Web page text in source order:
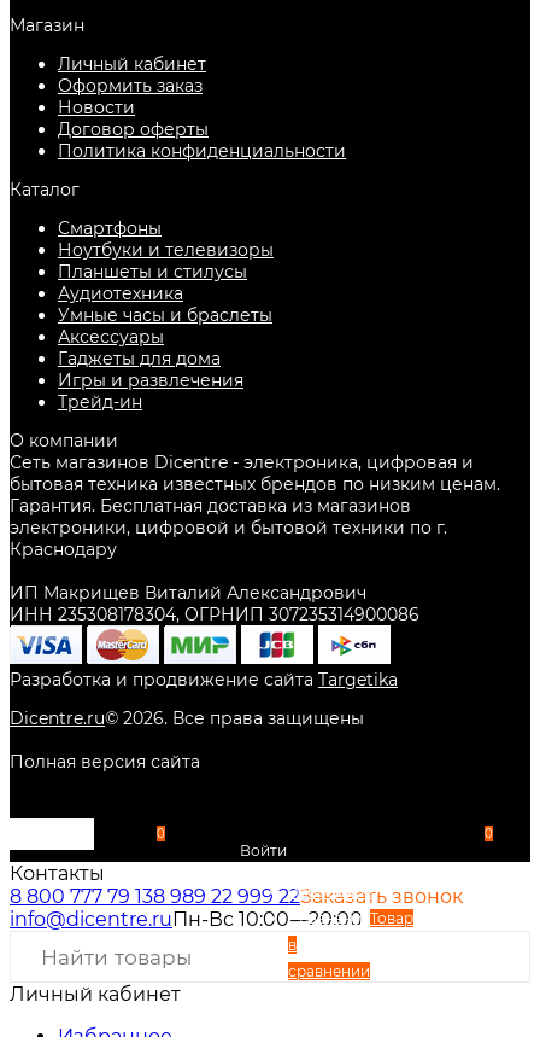
Магазин
Личный кабинет
Оформить заказ
Новости
Договор оферты
Политика конфиденциальности
Каталог
Смартфоны
Ноутбуки и телевизоры
Планшеты и стилусы
Аудиотехника
Умные часы и браслеты
Аксессуары
Гаджеты для дома
Игры и развлечения
Трейд-ин
О компании
Сеть магазинов Dicentre - электроника, цифровая и
бытовая техника известных брендов по низким ценам.
Гарантия. Бесплатная доставка из магазинов
электроники, цифровой и бытовой техники по г.
Краснодару
ИП Макрищев Виталий Александрович
ИНН 235308178304, ОГРНИП 307235314900086
Разработка и продвижение сайта Targetika
Dicentre.ru© 2026. Все права защищены
Полная версия сайта
0
Войти
Избранное
Сравнение Товар
в
сравнении
0
Контакты
8 800 777 79 138 989 22 999 22Заказать звонок
info@dicentre.ru Пн-Вс 10:00—20:00
Личный кабинет